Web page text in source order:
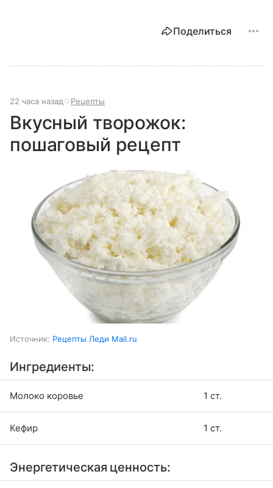
Поделиться
22 часа назад Рецепты
Вкусный творожок:
пошаговый рецепт
Источник: Рецепты Леди Mail.ru
Ингредиенты:
Молоко коровье 1 ст.
Кефир 1 ст.
Энергетическая ценность: